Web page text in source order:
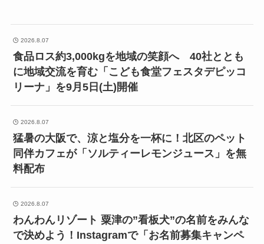
2026.8.07
食品ロス約3,000kgを地域の笑顔へ 40社ととも
に地域交流を育む「こども食堂フェスタデピッコ
リーナ」を9月5日(土)開催
2026.8.07
猛暑の大阪で、涼と塩分を一杯に！北区のペット
同伴カフェが「ソルティーレモンジュース」を無
料配布
2026.8.07
わんわんリゾート 粟津の”看板犬”の名前をみんな
で決めよう！Instagramで「お名前募集キャンペ